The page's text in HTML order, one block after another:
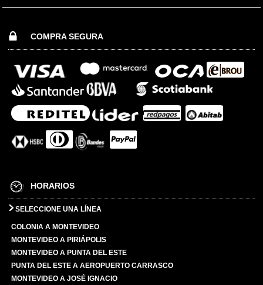
COMPRA SEGURA
HORARIOS
SELECCIONE UNA LÍNEA
COLONIA A MONTEVIDEO
MONTEVIDEO A PIRIÁPOLIS
MONTEVIDEO A PUNTA DEL ESTE
PUNTA DEL ESTE A AEROPUERTO CARRASCO
MONTEVIDEO A JOSÉ IGNACIO